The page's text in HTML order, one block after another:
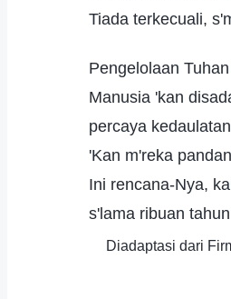
Tiada terkecuali,
Pengelolaan
Manusia 'kan
percaya
'Kan m'reka
Ini rencana-Nya,
s'lama ribuan
Diadaptasi dari